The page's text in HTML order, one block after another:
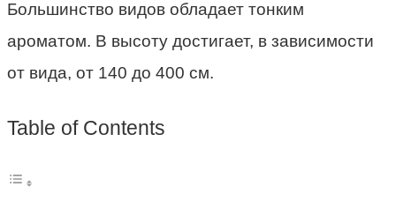
Большинство видов обладает тонким
ароматом. В высоту достигает, в зависимости
от вида, от 140 до 400 см.
Table of Contents